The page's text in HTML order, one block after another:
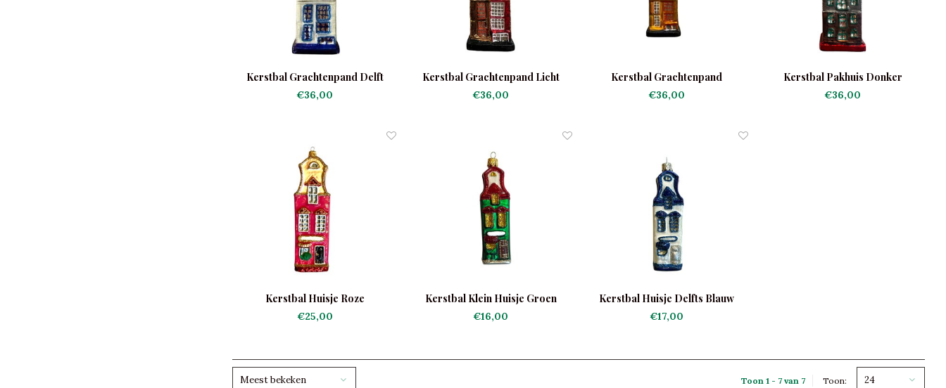
Kerstbal Grachtenpand Delft
€36,00
Kerstbal Grachtenpand Licht
€36,00
Kerstbal Grachtenpand
Lichtblauw
€36,00
Kerstbal Pakhuis Donker
€36,00
Kerstbal Huisje Roze
€25,00
Kerstbal Klein Huisje Groen
€16,00
Kerstbal Huisje Delfts Blauw
€17,00
Meest bekeken Toon 1 - 7 van 7 Toon: 24